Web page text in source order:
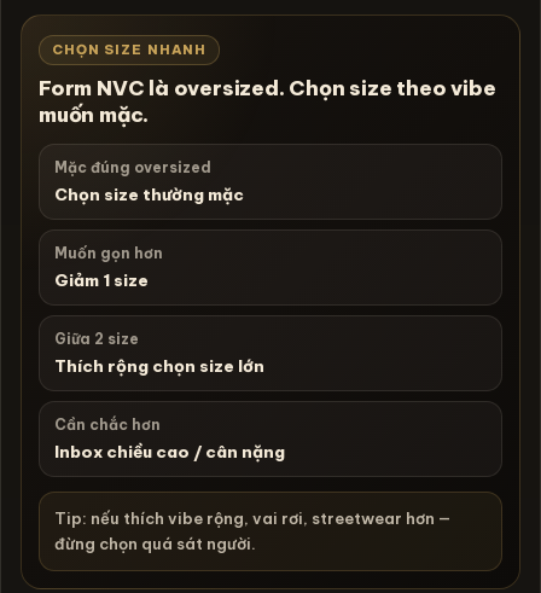
CHỌN SIZE NHANH
Form NVC là oversized. Chọn size theo vibe
muốn mặc.
Mặc đúng oversized
Chọn size thường mặc
Muốn gọn hơn
Giảm 1 size
Giữa 2 size
Thích rộng chọn size lớn
Cần chắc hơn
Inbox chiều cao / cân nặng
Tip: nếu thích vibe rộng, vai rơi, streetwear hơn —
đừng chọn quá sát người.